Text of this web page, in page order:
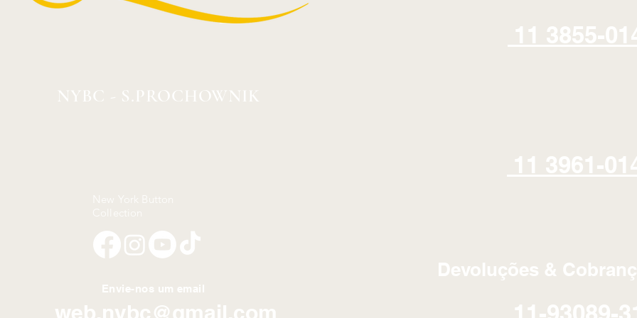
11 3855-
NYBC - S.PROCHOWNIK
11 3961-
New York Button
Devoluções &
Envie-nos um email
web.nybc@gmail.com